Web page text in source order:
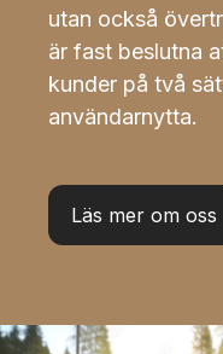
utan också
är fast beslutna
kunder på två
användarnytta.
Läs mer om oss